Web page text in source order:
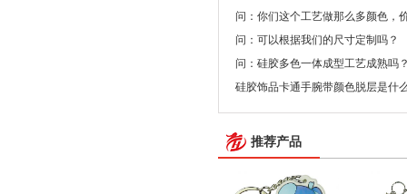
问：你们这个工艺做那么多颜色，
问：可以根据我们的尺寸定制吗？
问：硅胶多色一体成型工艺成熟吗
硅胶饰品卡通手腕带颜色脱层是什
推荐产品